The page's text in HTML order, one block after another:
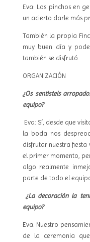
Eva: Los pinchos en
un acierto darle más
También la propia
muy buen día y
también se disfrutó.
ORGANIZACIÓN
¿Os sentisteis
equipo?
Eva: Sí, desde que
la boda nos
disfrutar nuestra fiesta
el primer momento,
algo realmente
parte de todo el
¿La decoración la
equipo?
Eva: Nuestro
de la ceremonia